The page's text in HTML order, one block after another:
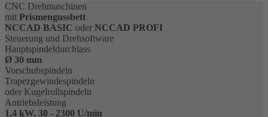
CNC Drehmaschinen
mit Prismengussbett
NCCAD BASIC oder NCCAD PROFI
Steuerung und Drehsoftware
Hauptspindeldurchlass
Ø 30 mm
Vorschubspindeln
Trapezgewindespindeln
oder Kugelrollspindeln
Antriebsleistung
1,4 kW, 30 - 2300 U/min